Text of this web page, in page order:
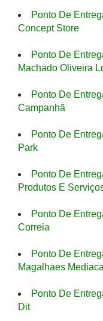
Ponto De
Concept Store
Ponto De
Machado Oliveira
Ponto De
Campanhã
Ponto De
Park
Ponto De
Produtos E
Ponto De
Correia
Ponto De
Magalhaes
Ponto De
Dit